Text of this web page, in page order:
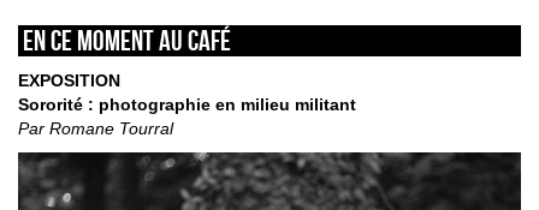
En ce moment au café
EXPOSITION
Sororité : photographie en milieu militant
Par Romane Tourral